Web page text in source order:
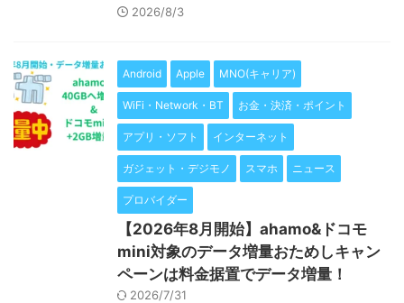
2026/8/3
Android Apple MNO(キャリア)
WiFi・Network・BT お金・決済・ポイント
アプリ・ソフト インターネット
ガジェット・デジモノ スマホ ニュース
プロバイダー
【2026年8月開始】ahamo&ドコモ
mini対象のデータ増量おためしキャン
ペーンは料金据置でデータ増量！
2026/7/31